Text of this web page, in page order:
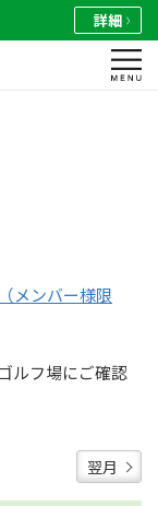
詳細
メンバー様限
ルフ場にご確認
翌月